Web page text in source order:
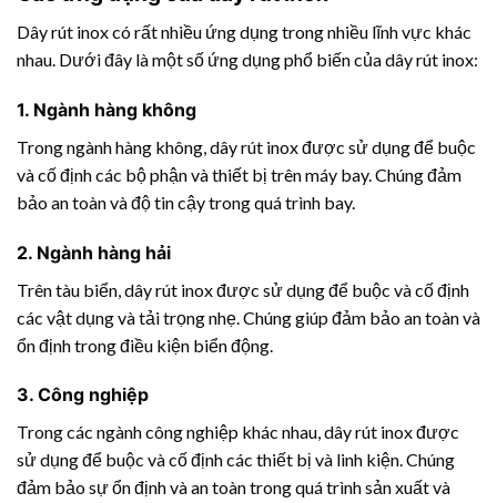
Dây rút inox có rất nhiều ứng dụng trong nhiều lĩnh vực khác
nhau. Dưới đây là một số ứng dụng phổ biến của dây rút inox:
1. Ngành hàng không
Trong ngành hàng không, dây rút inox được sử dụng để buộc
và cố định các bộ phận và thiết bị trên máy bay. Chúng đảm
bảo an toàn và độ tin cậy trong quá trình bay.
2. Ngành hàng hải
Trên tàu biển, dây rút inox được sử dụng để buộc và cố định
các vật dụng và tải trọng nhẹ. Chúng giúp đảm bảo an toàn và
ổn định trong điều kiện biển động.
3. Công nghiệp
Trong các ngành công nghiệp khác nhau, dây rút inox được
sử dụng để buộc và cố định các thiết bị và linh kiện. Chúng
đảm bảo sự ổn định và an toàn trong quá trình sản xuất và